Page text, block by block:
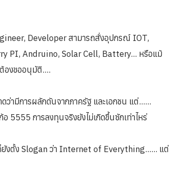
Developer สามารถสั่งอุปกรณ์ IOT,
PI, Andruino, Solar Cell, Battery... หรือแม้
ต้องขออนุมัติ....
ว่ามีการผลักดันจากภาครัฐ และเอกชน แต่......
5555 การลงทุนจริงยังไม่เกิดขึ้นซักเท่าไหร่
ยังตั้ง Slogan ว่า Internet of Everything...... แต่